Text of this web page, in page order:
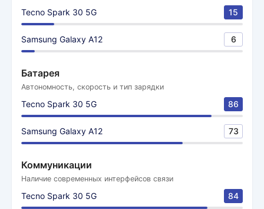
Tecno Spark 30 5G 15
Samsung Galaxy A12 6
Батарея
Автономность, скорость и тип зарядки
Tecno Spark 30 5G 86
Samsung Galaxy A12 73
Коммуникации
Наличие современных интерфейсов связи
Tecno Spark 30 5G 84